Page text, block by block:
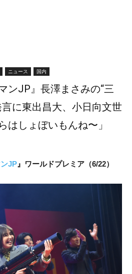
ニュース 国内
ンJP』長澤まさみの“三
に東出昌大、小日向文世
はしょぼいもんね〜」
JP 』ワールドプレミア（6/22）